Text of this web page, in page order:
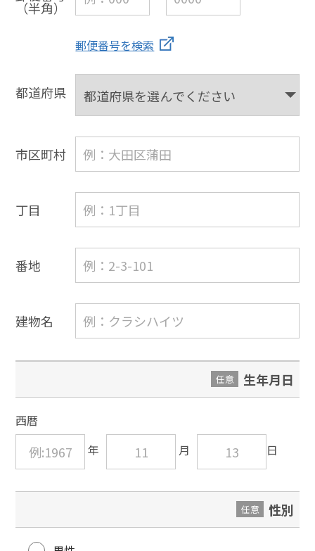
（半角）
郵便番号を検索
都道府県
市区町村
丁目
番地
建物名
生年月日
任意
西暦
性別
任意